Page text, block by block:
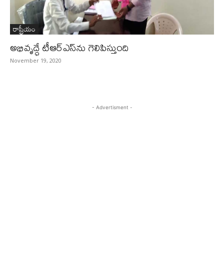
రాష్ట్రీయం
అభివృద్ధే టీఆర్‌ఎస్‌ను గెలిపిస్తుంది
November 19, 2020
- Advertisment -